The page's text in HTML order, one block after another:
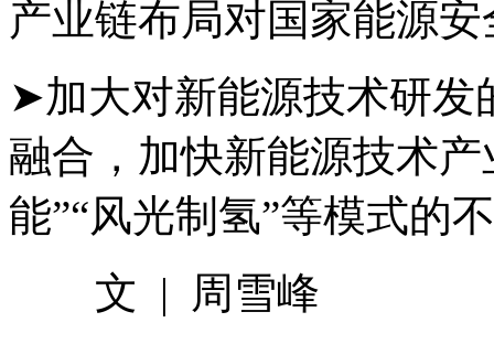
产业链布局对国家能源
➤加大对新能源技术研发
融合，加快新能源技术
能”“风光制氢”等模式的
文 | 周雪峰